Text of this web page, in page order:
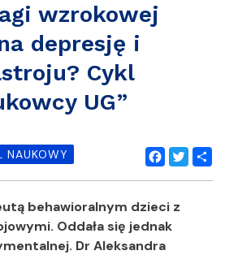
wzrokowej
depresję i
Cykl
UG”
Facebook
Twitter
NAUKOWY
behawioralnym dzieci z
Oddała się jednak
Dr Aleksandra